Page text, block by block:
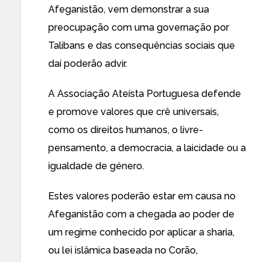
Afeganistão, vem demonstrar a sua
preocupação com uma governação por
Talibans e das consequências sociais que
daí poderão advir.
A Associação Ateísta Portuguesa defende
e promove valores que crê universais,
como os direitos humanos, o livre-
pensamento, a democracia, a laicidade ou a
igualdade de género.
Estes valores poderão estar em causa no
Afeganistão com a chegada ao poder de
um regime conhecido por aplicar a sharia,
ou lei islâmica baseada no Corão,